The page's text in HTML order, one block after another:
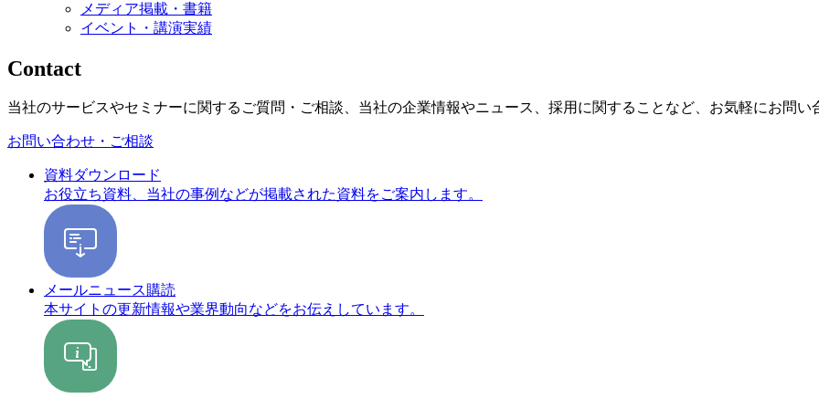
メディア掲載・書籍
イベント・講演実績
Contact
当社のサービスやセミナーに関するご質問・ご相談、当社の企業情報やニュース、採用に関することなど、お気軽にお問い
お問い合わせ・ご相談
資料ダウンロード
お役立ち資料、当社の事例などが掲載された資料をご案内します。
メールニュース購読
本サイトの更新情報や業界動向などをお伝えしています。